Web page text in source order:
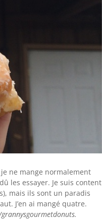
ne mange normalement
les essayer. Je suis content
mais ils sont un paradis
J’en ai mangé quatre.